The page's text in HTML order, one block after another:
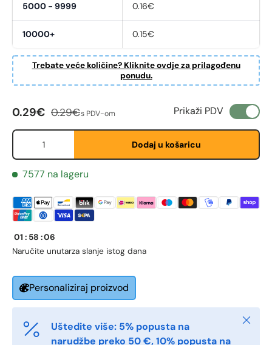
5000 - 9999 0.16€
10000+ 0.15€
Trebate veće količine? Kliknite ovdje za prilagođenu
ponudu.
First Name
Last Name *
Email *
Phone
Quantity *
Comments
Cijena na sniženju
0.29€ Redovna cijena
0.29€s PDV-om Prikaži PDV
Količina
Dodaj u košaricu
7577 na lageru
Naručite unutar
01 : 58 :06
za slanje istog dana
Personaliziraj proizvod
Uštedite više: 5% popusta na
narudžbe preko 50 €, 10% popusta na